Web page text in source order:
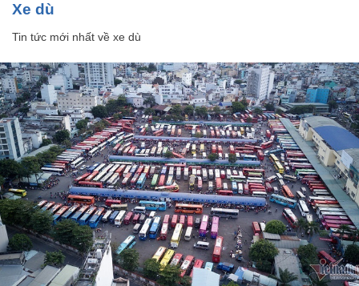
xe dù
Tin tức mới nhất về xe dù